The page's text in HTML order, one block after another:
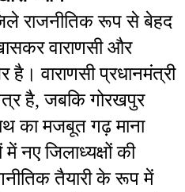
राजनीतिक रूप से बेहद
वाराणसी और
वाराणसी प्रधानमंत्री
है, जबकि गोरखपुर
का मजबूत गढ़ माना
नए जिलाध्यक्षों की
तैयारी के रूप में